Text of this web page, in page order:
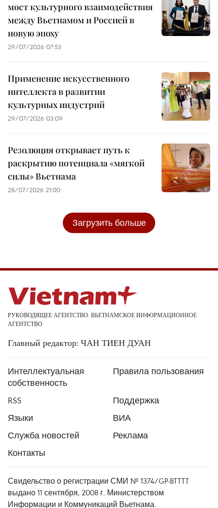
мост культурного взаимодействия
между Вьетнамом и Россией в
новую эпоху
29/07/2026 07:53
Применение искусственного
интеллекта в развитии
культурных индустрий
29/07/2026 03:09
Резолюция открывает путь к
раскрытию потенциала «мягкой
силы» Вьетнама
28/07/2026 21:00
Загрузить больше
РУКОВОДЯЩЕЕ АГЕНТСТВО: ВЬЕТНАМСКОЕ ИНФОРМАЦИОННОЕ
АГЕНТСТВО
Главный редактор: ЧАН ТИЕН ДУАН
Интеллектуальная
собственность
Правила пользования
RSS
Поддержка
Языки
ВИА
Служба новостей
Реклама
Контакты
Свидельство о регистрации СМИ № 1374/GP-BTTTT
выдано 11 сентября, 2008 г. Министерством
Информации и Коммуникаций Вьетнама.